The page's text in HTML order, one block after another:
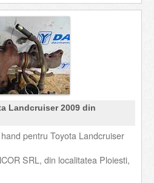
Landcruiser 2009 din
pentru Toyota Landcruiser
SRL, din localitatea Ploiesti,